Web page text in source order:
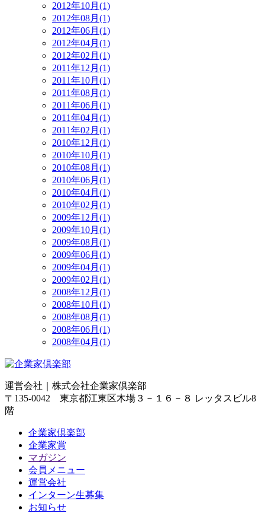
2012年10月(1)
2012年08月(1)
2012年06月(1)
2012年04月(1)
2012年02月(1)
2011年12月(1)
2011年10月(1)
2011年08月(1)
2011年06月(1)
2011年04月(1)
2011年02月(1)
2010年12月(1)
2010年10月(1)
2010年08月(1)
2010年06月(1)
2010年04月(1)
2010年02月(1)
2009年12月(1)
2009年10月(1)
2009年08月(1)
2009年06月(1)
2009年04月(1)
2009年02月(1)
2008年12月(1)
2008年10月(1)
2008年08月(1)
2008年06月(1)
2008年04月(1)
運営会社｜ 株式会社企業家倶楽部
〒135-0042 東京都江東区木場３－１６－８ レッタスビル8
階
企業家倶楽部
企業家賞
マガジン
会員メニュー
運営会社
インターン生募集
お知らせ